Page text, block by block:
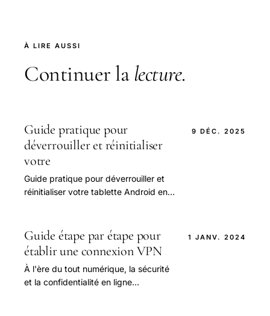
À LIRE AUSSI
Continuer la lecture.
Guide pratique pour
déverrouiller et réinitialiser
votre
Guide pratique pour déverrouiller et
réinitialiser votre tablette Android en
9 DÉC. 2025
Guide étape par étape pour
établir une connexion VPN
À l'ère du tout numérique, la sécurité
et la confidentialité en ligne
1 JANV. 2024